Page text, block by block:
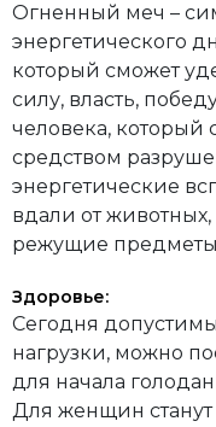
Огненный меч –
энергетического
который сможет
силу, власть,
человека, который
средством
энергетические
вдали от
режущие
Здоровье:
Сегодня
нагрузки, можно
для начала
Для женщин